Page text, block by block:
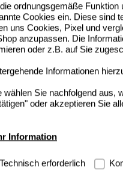
ordnungsgemäße
Cookies ein. Diese sind
uns Cookies, Pixel und
anzupassen. Die
oder z.B. auf Sie
Informationen
wählen Sie nachfolgend aus,
oder akzeptieren Sie
Information
Notwendig: Hierbei
sind (z.B. Navigation,
Technisch erforderlich